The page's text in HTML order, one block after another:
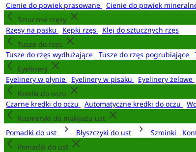
Cienie do powiek prasowane
Cienie do powiek
Sztuczne rzęsy
Rzęsy na pasku
Kępki rzęs
Klej do sztucznych rzęs
Tusze do rzęs
Tusze do rzęs wydłużające
Tusze do rzęs pogrubiające
Eyelinery
Eyelinery w płynie
Eyelinery w pisaku Eyelinery żelowe
Kredki do oczu
Czarne kredki do oczu
Automatyczne kredki do oczu
Kosmetyki do makijażu ust
Pomadki do ust
Błyszczyki do ust Szminki
Pomadki do ust